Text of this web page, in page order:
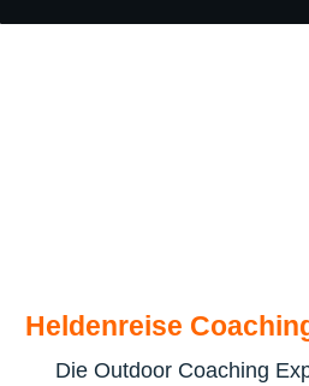
Heldenreise
Die Outdoor Coaching